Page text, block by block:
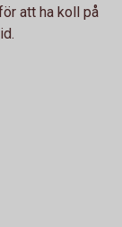
att ha koll på